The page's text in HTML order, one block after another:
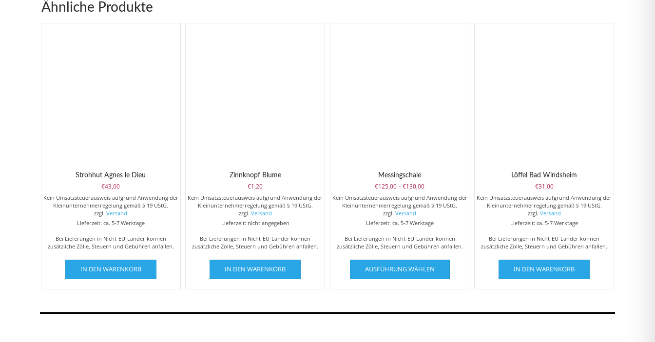
Ähnliche Produkte
Strohhut Agnes le Dieu
€43,00
Kein Umsatzsteuerausweis aufgrund Anwendung der
Kleinunternehmerregelung gemäß § 19 UStG.
zzgl.Versand
Lieferzeit: ca. 5-7 Werktage
Bei Lieferungen in Nicht-EU-Länder können
zusätzliche Zölle, Steuern und Gebühren anfallen.
IN DEN WARENKORB
Zinnknopf Blume
€1,20
Kein Umsatzsteuerausweis aufgrund Anwendung der
Kleinunternehmerregelung gemäß § 19 UStG.
zzgl. Versand
Lieferzeit: nicht angegeben
Bei Lieferungen in Nicht-EU-Länder können
zusätzliche Zölle, Steuern und Gebühren anfallen.
IN DEN WARENKORB
Messingschale
€125,00–€130,00Preisspanne:
€125,00
bis
Kein Umsatzsteuerausweis aufgrund Anwendung der
Kleinunternehmerregelung gemäß § 19 UStG.
zzgl.Versand
Lieferzeit: ca. 5-7 Werktage
Bei Lieferungen in Nicht-EU-Länder können
zusätzliche Zölle, Steuern und Gebühren anfallen.
AUSFÜHRUNG WÄHLEN
Dieses
weist
mehrere
auf.
Löffel Bad Windsheim
€31,00
Kein Umsatzsteuerausweis aufgrund Anwendung der
Kleinunternehmerregelung gemäß § 19 UStG.
zzgl. Versand
Lieferzeit: ca. 5-7 Werktage
Bei Lieferungen in Nicht-EU-Länder können
zusätzliche Zölle, Steuern und Gebühren anfallen.
IN DEN WARENKORB